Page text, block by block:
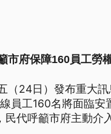
市府保障160員工勞
（24日）發布重大
員工160名將面臨安
代呼籲市府主動介